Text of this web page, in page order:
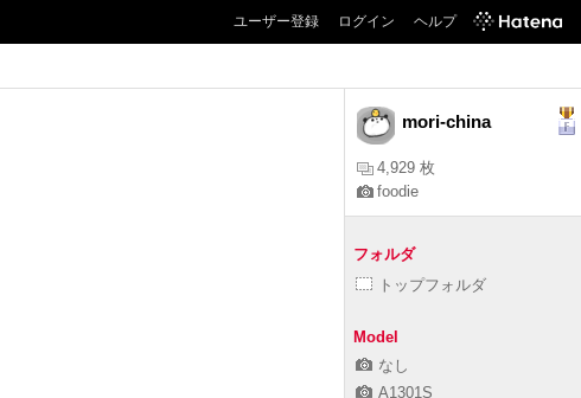
ユーザー登録 ログイン ヘルプ
mori-china
4,929 枚
foodie
フォルダ
トップフォルダ
Model
なし
A1301S